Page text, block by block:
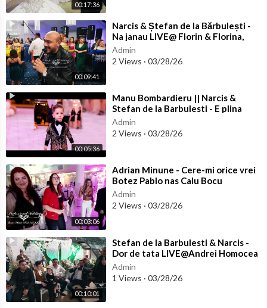
00:17:36
00:09:41
⁣Narcis & Ștefan de la Bărbulești -
Na janau LIVE@ Florin & Florina,
nași Carmen & Ionuț
Admin
2 Views · 03/28/26
00:05:36
⁣Manu Bombardieru || Narcis &
Stefan de la Barbulesti - E plina
lumea de falsuri LIVE@ Botez Manu
Admin
2 Views · 03/28/26
00:03:06
⁣Adrian Minune - Cere-mi orice vrei
Botez Pablo nas Calu Bocu
Admin
2 Views · 03/28/26
00:10:01
⁣Stefan de la Barbulesti & Narcis -
Dor de tata LIVE@Andrei Homocea
Admin
1 Views · 03/28/26